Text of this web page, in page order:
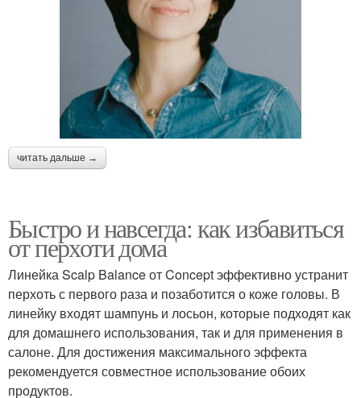
читать дальше →
Быстро и навсегда: как избавиться
от перхоти дома
Линейка Scalp Balance от Concept эффективно устранит
перхоть с первого раза и позаботится о коже головы. В
линейку входят шампунь и лосьон, которые подходят как
для домашнего использования, так и для применения в
салоне. Для достижения максимального эффекта
рекомендуется совместное использование обоих
продуктов.